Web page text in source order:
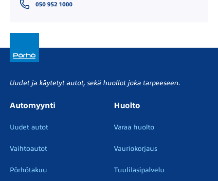
050 952 1000
Uudet ja käytetyt autot, sekä huollot joka tarpeeseen.
Automyynti
Uudet autot
Vaihtoautot
Pörhötakuu
Huolto
Varaa huolto
Vauriokorjaus
Tuulilasipalvelu